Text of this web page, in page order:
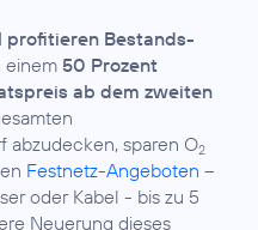
profitieren Bestands-
einem 50 Prozent
ab dem zweiten
abzudecken, sparen O2
Festnetz-Angeboten –
oder Kabel - bis zu 5
Neuerung dieses